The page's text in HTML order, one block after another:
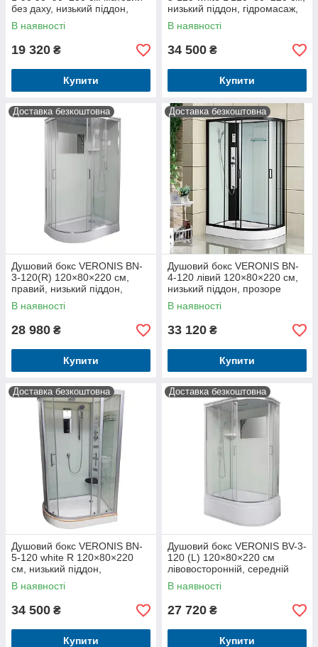
без даху, низький піддон,
матовий профіль, Італія
В наявності
19 320 ₴
Купити
низький піддон, гідромасаж,
прозоре скло
В наявності
34 500 ₴
Купити
Доставка безкоштовна
Душовий бокс VERONIS BN-
3-120(R) 120×80×220 см,
правий, низький піддон,
прозоре скло
В наявності
28 980 ₴
Купити
Доставка безкоштовна
Душовий бокс VERONIS BN-
4-120 лівий 120×80×220 см,
низький піддон, прозоре
скло, Італія
В наявності
33 120 ₴
Купити
Доставка безкоштовна
Душовий бокс VERONIS BN-
5-120 white R 120×80×220
см, низький піддон,
гідромасаж, прозоре скло
В наявності
34 500 ₴
Купити
Доставка безкоштовна
Душовий бокс VERONIS BV-3-
120 (L) 120×80×220 см
лівовосторонній, середній
піддон, хромований профіль
В наявності
27 720 ₴
Купити